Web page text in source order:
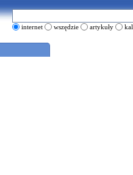
internet wszędzie artykuły